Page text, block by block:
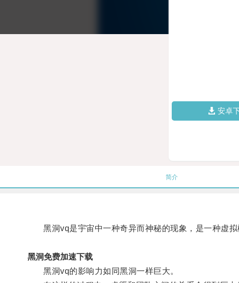
安卓
简介
黑洞vq是宇宙中一种奇异而神秘的现象，是一种虚拟
黑洞免费加速下载
黑洞vq的影响力如同黑洞一样巨大。